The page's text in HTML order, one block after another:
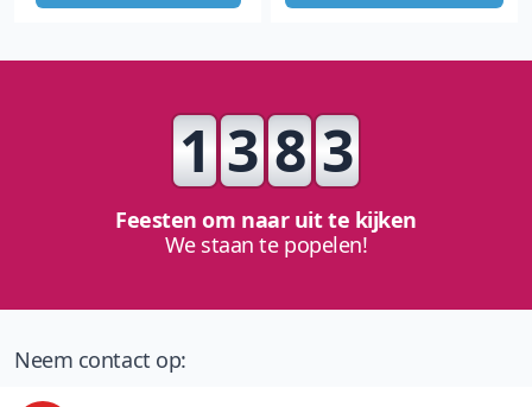
1 3 8 3
Feesten om naar uit te kijken
We staan te popelen!
Neem contact op: